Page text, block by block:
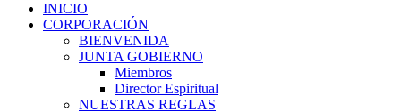
INICIO
CORPORACIÓN
BIENVENIDA
JUNTA GOBIERNO
Miembros
Director Espiritual
NUESTRAS REGLAS